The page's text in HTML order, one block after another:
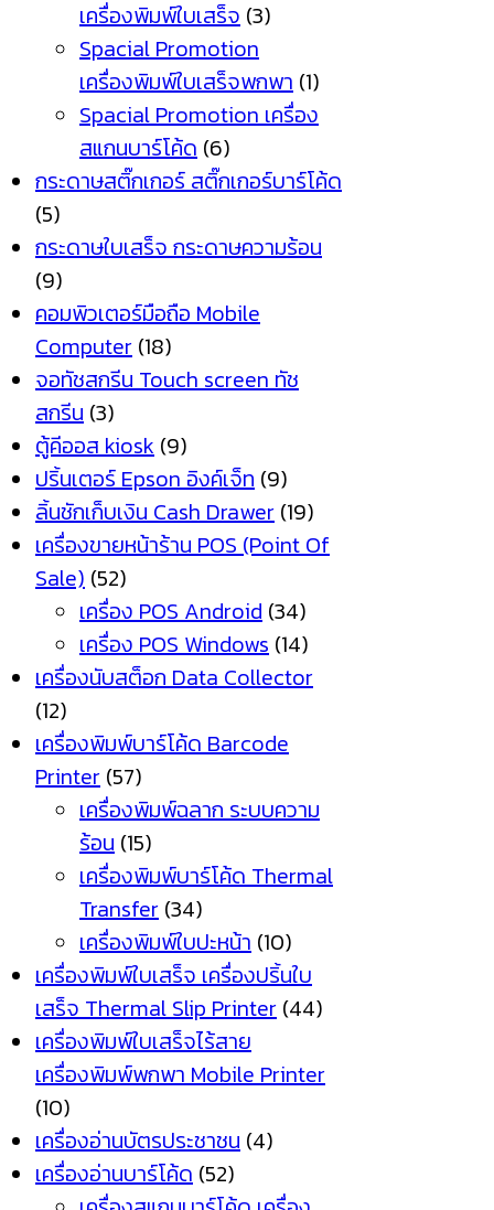
เครื่องพิมพ์ใบเสร็จ (3)
Spacial Promotion
เครื่องพิมพ์ใบเสร็จพกพา (1)
Spacial Promotion เครื่อง
สแกนบาร์โค้ด (6)
กระดาษสติ๊กเกอร์ สติ๊กเกอร์บาร์โค้ด
(5)
กระดาษใบเสร็จ กระดาษความร้อน
(9)
คอมพิวเตอร์มือถือ Mobile
Computer (18)
จอทัชสกรีน Touch screen ทัช
สกรีน (3)
ตู้คีออส kiosk (9)
ปริ้นเตอร์ Epson อิงค์เจ็ท (9)
ลิ้นชักเก็บเงิน Cash Drawer (19)
เครื่องขายหน้าร้าน POS (Point Of
Sale) (52)
เครื่อง POS Android (34)
เครื่อง POS Windows (14)
เครื่องนับสต็อก Data Collector
(12)
เครื่องพิมพ์บาร์โค้ด Barcode
Printer (57)
เครื่องพิมพ์ฉลาก ระบบความ
ร้อน (15)
เครื่องพิมพ์บาร์โค้ด Thermal
Transfer (34)
เครื่องพิมพ์ใบปะหน้า (10)
เครื่องพิมพ์ใบเสร็จ เครื่องปริ้นใบ
เสร็จ Thermal Slip Printer (44)
เครื่องพิมพ์ใบเสร็จไร้สาย
เครื่องพิมพ์พกพา Mobile Printer
(10)
เครื่องอ่านบัตรประชาชน (4)
เครื่องอ่านบาร์โค้ด (52)